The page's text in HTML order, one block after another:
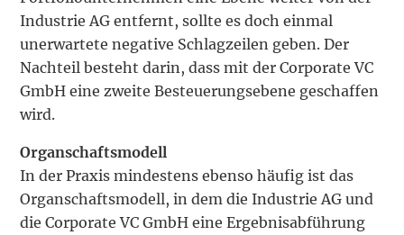
Industrie AG entfernt, sollte es doch einmal
unerwartete negative Schlagzeilen geben. Der
Nachteil besteht darin, dass mit der Corporate VC
GmbH eine zweite Besteuerungsebene geschaffen
wird.
Organschaftsmodell
In der Praxis mindestens ebenso häufig ist das
Organschaftsmodell, in dem die Industrie AG und
die Corporate VC GmbH eine Ergebnisabführung